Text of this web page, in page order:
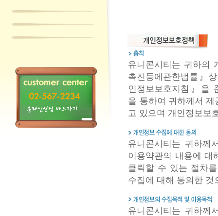
유니콘시티는 귀하의
촉진등에관한법률』
인정보보호지침』을
을 통하여 귀하께서
고 있으며 개인정보보
유니콘시티는 귀하께
이용약관의 내용에 대
클릭할 수 있는 절차
수집에 대해 동의한 것
유니콘시티는 귀하께